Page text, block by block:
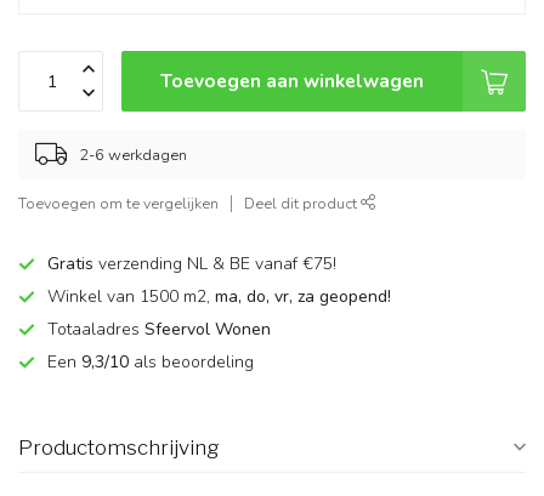
Toevoegen aan winkelwagen
2-6 werkdagen
Toevoegen om te vergelijken Deel dit product
Gratis verzending NL & BE vanaf €75!
Winkel van 1500 m2, ma, do, vr, za geopend!
Totaaladres Sfeervol Wonen
Een 9,3/10 als beoordeling
Productomschrijving